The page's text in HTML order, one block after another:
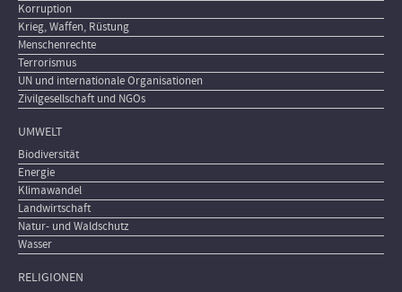
Korruption
Krieg, Waffen, Rüstung
Menschenrechte
Terrorismus
UN und internationale Organisationen
Zivilgesellschaft und NGOs
UMWELT
Biodiversität
Energie
Klimawandel
Landwirtschaft
Natur- und Waldschutz
Wasser
RELIGIONEN